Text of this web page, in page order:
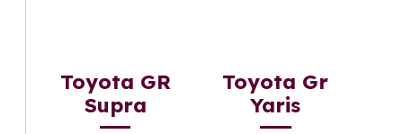
Toyota GR
Supra
Toyota Gr
Yaris